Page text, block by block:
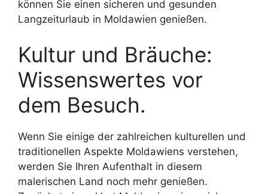
können Sie einen sicheren und gesunden
Langzeiturlaub in Moldawien genießen.
Kultur und Bräuche:
Wissenswertes vor
dem Besuch.
Wenn Sie einige der zahlreichen kulturellen und
traditionellen Aspekte Moldawiens verstehen,
werden Sie Ihren Aufenthalt in diesem
malerischen Land noch mehr genießen.